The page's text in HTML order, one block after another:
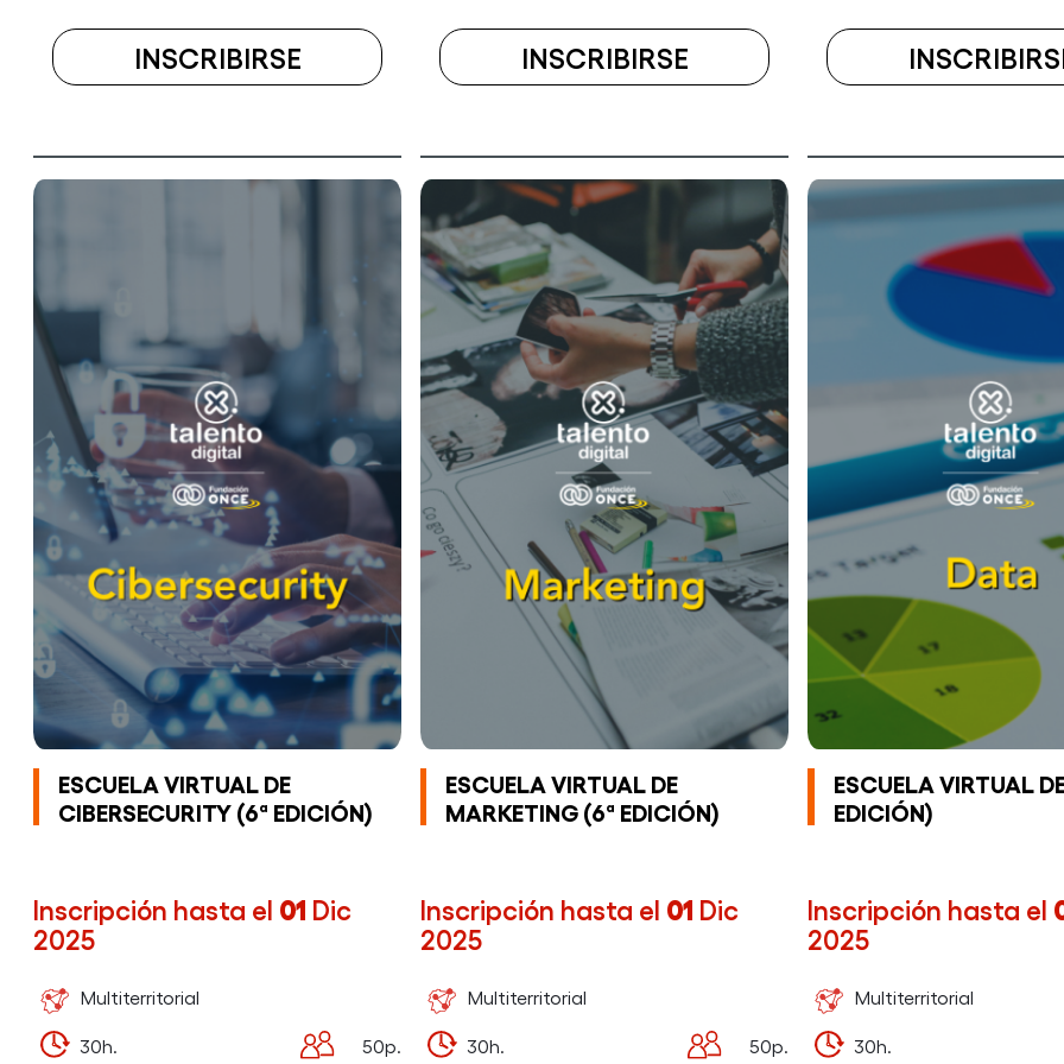
INSCRIBIRSE
A
CURSO
ESCUELA
CODE
(6ª
EDICIÓN)
INSCRIBIRSE
A
CURSO
ESCUELA
VIRTUAL
DE
CLOUD
(6ª
EDICIÓN)
ESCUELA VIRTUAL DE
CIBERSECURITY (6ª EDICIÓN)
Inscripción hasta el 01 Dic
2025
Multiterritorial
30h. 50p.
ESCUELA VIRTUAL DE
MARKETING (6ª EDICIÓN)
Inscripción hasta el 01 Dic
2025
Multiterritorial
30h. 50p.
ESCUELA VIRTUAL
EDICIÓN)
Inscripción hasta el
2025
Multiterritorial
30h.